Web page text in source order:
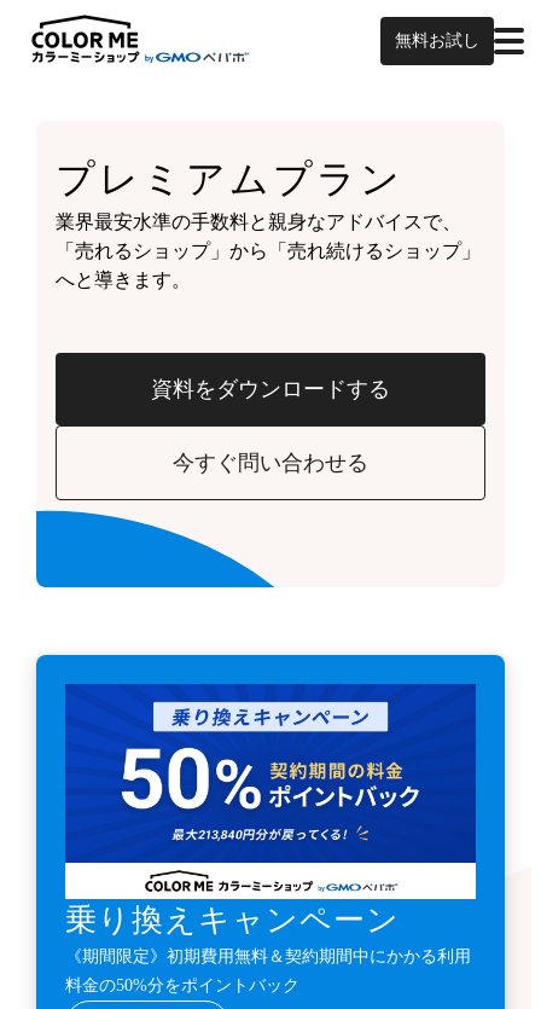
無料お試し
プレミアムプラン
業界最安水準の手数料と親身なアドバイスで、
「売れるショップ」から「売れ続けるショップ」
へと導きます。
資料をダウンロードする
今すぐ問い合わせる
乗り換えキャンペーン
《期間限定》初期費用無料＆契約期間中にかかる利用
料金の50%分をポイントバック